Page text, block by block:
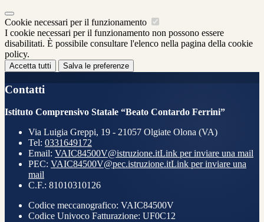
Cookie necessari per il funzionamento
I cookie necessari per il funzionamento non possono essere
disabilitati. È possibile consultare l'elenco nella pagina della cookie
policy.
Accetta tutti Salva le preferenze
Contatti
Istituto Comprensivo Statale “Beato Contardo Ferrini”
Via Luigia Greppi, 19 - 21057 Olgiate Olona (VA)
Tel: 0331649172
Email: VAIC84500V@istruzione.itLink per inviare una mail
PEC: VAIC84500V@pec.istruzione.itLink per inviare una
mail
C.F.: 81010310126
Codice meccanografico: VAIC84500V
Codice Univoco Fatturazione: UF0C12